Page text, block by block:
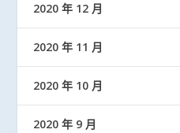
2020 年 12 月
2020 年 11 月
2020 年 10 月
2020 年 9 月